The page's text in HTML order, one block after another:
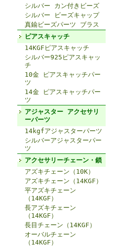
シルバー カン付きビーズ
シルバー ビーズキャップ
真鍮ビーズパーツ ブラス
ピアスキャッチ
14KGFピアスキャッチ
シルバー925ピアスキャッ
チ
10金 ピアスキャッチパー
ツ
14金 ピアスキャッチパー
ツ
アジャスター アクセサリ
ーパーツ
14kgfアジャスターパーツ
シルバーアジャスターパー
ツ
アクセサリーチェーン・鎖
アズキチェーン（10K）
アズキチェーン（14KGF）
平アズキチェーン
（14KGF）
長アズキチェーン
（14KGF）
長目チェーン（14KGF）
オーバルチェーン
（14KGF）